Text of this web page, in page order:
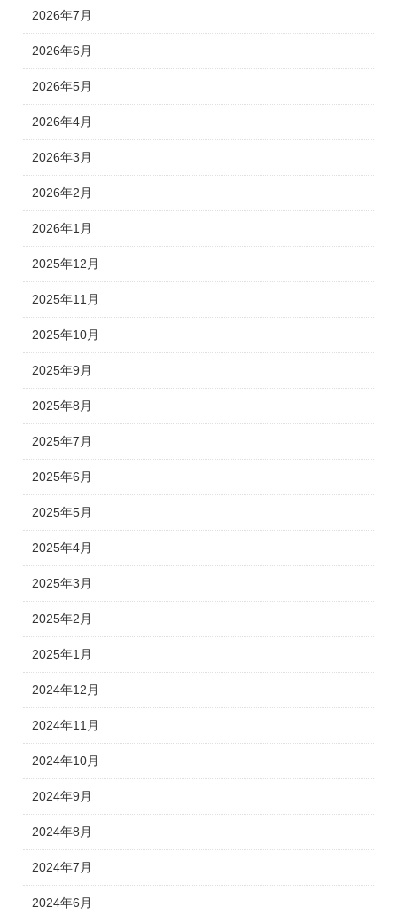
2026年7月
2026年6月
2026年5月
2026年4月
2026年3月
2026年2月
2026年1月
2025年12月
2025年11月
2025年10月
2025年9月
2025年8月
2025年7月
2025年6月
2025年5月
2025年4月
2025年3月
2025年2月
2025年1月
2024年12月
2024年11月
2024年10月
2024年9月
2024年8月
2024年7月
2024年6月